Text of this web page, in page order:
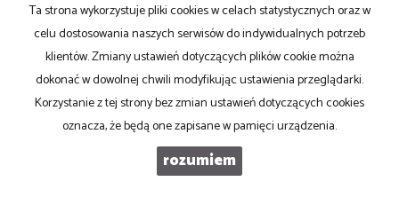
ul. Bydgoska 153, 64-920 Piła
tel.:67 212 05 26
e-mail:biuro@esc.pila.pl
Mieszkaniana wynajem
na wynajem
Działkina wynajem
Ta strona wykorzystuje pliki cookies w celach statystycznych oraz w
celu dostosowania naszych serwisów do indywidualnych potrzeb
klientów. Zmiany ustawień dotyczących plików cookie można
dokonać w dowolnej chwili modyfikując ustawienia przeglądarki.
Korzystanie z tej strony bez zmian ustawień dotyczących cookies
oznacza, że będą one zapisane w pamięci urządzenia.
rozumiem